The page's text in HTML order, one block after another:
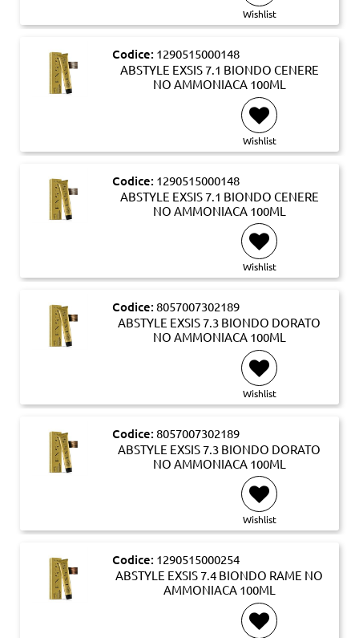
Wishlist
Codice: 1290515000148
ABSTYLE EXSIS 7.1 BIONDO CENERE
NO AMMONIACA 100ML
Wishlist
Codice: 1290515000148
ABSTYLE EXSIS 7.1 BIONDO CENERE
NO AMMONIACA 100ML
Wishlist
Codice: 8057007302189
ABSTYLE EXSIS 7.3 BIONDO DORATO
NO AMMONIACA 100ML
Wishlist
Codice: 8057007302189
ABSTYLE EXSIS 7.3 BIONDO DORATO
NO AMMONIACA 100ML
Wishlist
Codice: 1290515000254
ABSTYLE EXSIS 7.4 BIONDO RAME NO
AMMONIACA 100ML